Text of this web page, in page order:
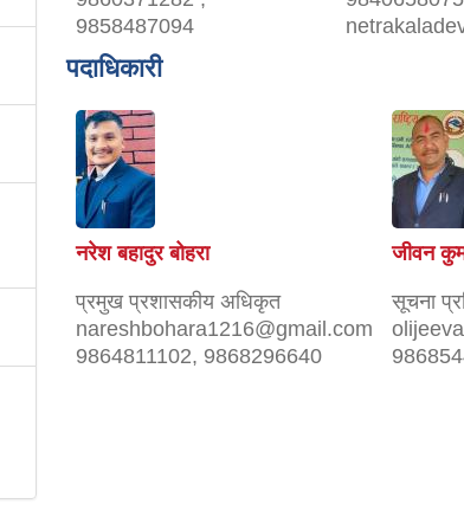
9858487094
पदाधिकारी
नरेश बहादुर बोहरा
प्रमुख प्रशासकीय अधिकृत
nareshbohara1216@gmail.com
9864811102, 9868296640
जीवन
सूचना